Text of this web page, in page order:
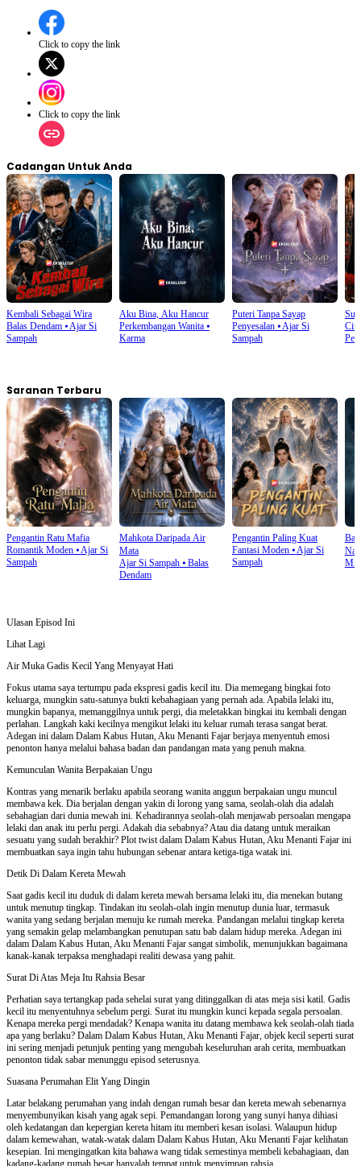
untuk memulihkan hubungan dengan Nina sebelum terlambat?
Click to copy the link
Click to copy the link
Cadangan Untuk Anda
Kembali Sebagai Wira
Balas Dendam ⦁Ajar Si
Sampah
Aku Bina, Aku Hancur
Perkembangan Wanita⦁
Karma
Puteri Tanpa Sayap
Penyesalan⦁Ajar Si
Sampah
Saranan Terbaru
Pengantin Ratu Mafia
Romantik Moden ⦁Ajar Si
Sampah
Mahkota Daripada Air
Mata
Ajar Si Sampah⦁ Balas
Dendam
Pengantin Paling Kuat
Fantasi Moden⦁Ajar Si
Sampah
Ulasan Episod Ini
Lihat Lagi
Air Muka Gadis Kecil Yang Menyayat Hati
Fokus utama saya tertumpu pada ekspresi gadis kecil itu. Dia memegang bingkai foto
keluarga, mungkin satu-satunya bukti kebahagiaan yang pernah ada. Apabila lelaki itu,
mungkin bapanya, memanggilnya untuk pergi, dia meletakkan bingkai itu kembali dengan
perlahan. Langkah kaki kecilnya mengikut lelaki itu keluar rumah terasa sangat berat.
Adegan ini dalam Dalam Kabus Hutan, Aku Menanti Fajar berjaya menyentuh emosi
penonton hanya melalui bahasa badan dan pandangan mata yang penuh makna.
Kemunculan Wanita Berpakaian Ungu
Kontras yang menarik berlaku apabila seorang wanita anggun berpakaian ungu muncul
membawa kek. Dia berjalan dengan yakin di lorong yang sama, seolah-olah dia adalah
sebahagian dari dunia mewah ini. Kehadirannya seolah-olah menjawab persoalan mengapa
lelaki dan anak itu perlu pergi. Adakah dia sebabnya? Atau dia datang untuk meraikan
sesuatu yang sudah berakhir? Plot twist dalam Dalam Kabus Hutan, Aku Menanti Fajar ini
membuatkan saya ingin tahu hubungan sebenar antara ketiga-tiga watak ini.
Detik Di Dalam Kereta Mewah
Saat gadis kecil itu duduk di dalam kereta mewah bersama lelaki itu, dia menekan butang
untuk menutup tingkap. Tindakan itu seolah-olah ingin menutup dunia luar, termasuk
wanita yang sedang berjalan menuju ke rumah mereka. Pandangan melalui tingkap kereta
yang semakin gelap melambangkan penutupan satu bab dalam hidup mereka. Adegan ini
dalam Dalam Kabus Hutan, Aku Menanti Fajar sangat simbolik, menunjukkan bagaimana
kanak-kanak terpaksa menghadapi realiti dewasa yang pahit.
Surat Di Atas Meja Itu Rahsia Besar
Perhatian saya tertangkap pada sehelai surat yang ditinggalkan di atas meja sisi katil. Gadis
kecil itu menyentuhnya sebelum pergi. Surat itu mungkin kunci kepada segala persoalan.
Kenapa mereka pergi mendadak? Kenapa wanita itu datang membawa kek seolah-olah tiada
apa yang berlaku? Dalam Dalam Kabus Hutan, Aku Menanti Fajar, objek kecil seperti surat
ini sering menjadi petunjuk penting yang mengubah keseluruhan arah cerita, membuatkan
penonton tidak sabar menunggu episod seterusnya.
Suasana Perumahan Elit Yang Dingin
Latar belakang perumahan yang indah dengan rumah besar dan kereta mewah sebenarnya
menyembunyikan kisah yang agak sepi. Pemandangan lorong yang sunyi hanya dihiasi
oleh kedatangan dan kepergian kereta hitam itu memberi kesan isolasi. Walaupun hidup
dalam kemewahan, watak-watak dalam Dalam Kabus Hutan, Aku Menanti Fajar kelihatan
kesepian. Ini mengingatkan kita bahawa wang tidak semestinya membeli kebahagiaan, dan
kadang-kadang rumah besar hanyalah tempat untuk menyimpan rahsia.